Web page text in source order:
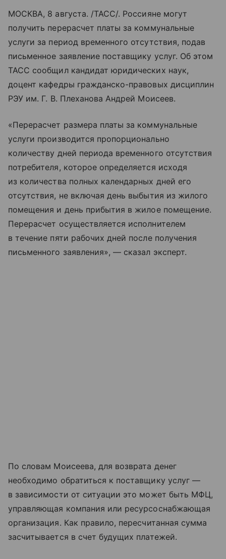
МОСКВА, 8 августа. /ТАСС/. Россияне могут
получить перерасчет платы за коммунальные
услуги за период временного отсутствия, подав
письменное заявление поставщику услуг. Об этом
ТАСС сообщил кандидат юридических наук,
доцент кафедры гражданско-правовых дисциплин
РЭУ им. Г. В. Плеханова Андрей Моисеев.
«Перерасчет размера платы за коммунальные
услуги производится пропорционально
количеству дней периода временного отсутствия
потребителя, которое определяется исходя
из количества полных календарных дней его
отсутствия, не включая день выбытия из жилого
помещения и день прибытия в жилое помещение.
Перерасчет осуществляется исполнителем
в течение пяти рабочих дней после получения
письменного заявления», — сказал эксперт.
По словам Моисеева, для возврата денег
необходимо обратиться к поставщику услуг —
в зависимости от ситуации это может быть МФЦ,
управляющая компания или ресурсоснабжающая
организация. Как правило, пересчитанная сумма
засчитывается в счет будущих платежей.